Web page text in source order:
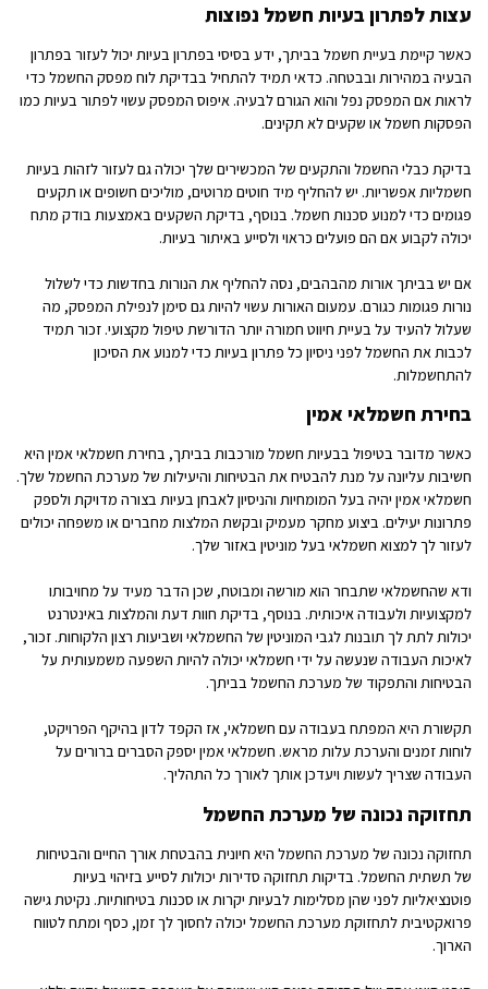
עצות לפתרון בעיות חשמל נפוצות
כאשר קיימת בעיית חשמל בביתך, ידע בסיסי בפתרון בעיות יכול לעזור בפתרון
הבעיה במהירות ובבטחה. כדאי תמיד להתחיל בבדיקת לוח מפסק החשמל כדי
לראות אם המפסק נפל והוא הגורם לבעיה. איפוס המפסק עשוי לפתור בעיות כמו
הפסקות חשמל או שקעים לא תקינים.
בדיקת כבלי החשמל והתקעים של המכשירים שלך יכולה גם לעזור לזהות בעיות
חשמליות אפשריות. יש להחליף מיד חוטים מרוטים, מוליכים חשופים או תקעים
פגומים כדי למנוע סכנות חשמל. בנוסף, בדיקת השקעים באמצעות בודק מתח
יכולה לקבוע אם הם פועלים כראוי ולסייע באיתור בעיות.
אם יש בביתך אורות מהבהבים, נסה להחליף את הנורות בחדשות כדי לשלול
נורות פגומות כגורם. עמעום האורות עשוי להיות גם סימן לנפילת המפסק, מה
שעלול להעיד על בעיית חיווט חמורה יותר הדורשת טיפול מקצועי. זכור תמיד
לכבות את החשמל לפני ניסיון כל פתרון בעיות כדי למנוע את הסיכון
להתחשמלות.
בחירת חשמלאי אמין
כאשר מדובר בטיפול בבעיות חשמל מורכבות בביתך, בחירת חשמלאי אמין היא
חשיבות עליונה על מנת להבטיח את הבטיחות והיעילות של מערכת החשמל שלך.
חשמלאי אמין יהיה בעל המומחיות והניסיון לאבחן בעיות בצורה מדויקת ולספק
פתרונות יעילים. ביצוע מחקר מעמיק ובקשת המלצות מחברים או משפחה יכולים
לעזור לך למצוא חשמלאי בעל מוניטין באזור שלך.
ודא שהחשמלאי שתבחר הוא מורשה ומבוטח, שכן הדבר מעיד על מחויבותו
למקצועיות ולעבודה איכותית. בנוסף, בדיקת חוות דעת והמלצות באינטרנט
יכולות לתת לך תובנות לגבי המוניטין של החשמלאי ושביעות רצון הלקוחות. זכור,
לאיכות העבודה שנעשה על ידי חשמלאי יכולה להיות השפעה משמעותית על
הבטיחות והתפקוד של מערכת החשמל בביתך.
תקשורת היא המפתח בעבודה עם חשמלאי, אז הקפד לדון בהיקף הפרויקט,
לוחות זמנים והערכת עלות מראש. חשמלאי אמין יספק הסברים ברורים על
העבודה שצריך לעשות ויעדכן אותך לאורך כל התהליך.
תחזוקה נכונה של מערכת החשמל
תחזוקה נכונה של מערכת החשמל היא חיונית בהבטחת אורך החיים והבטיחות
של תשתית החשמל. בדיקות תחזוקה סדירות יכולות לסייע בזיהוי בעיות
פוטנציאליות לפני שהן מסלימות לבעיות יקרות או סכנות בטיחותיות. נקיטת גישה
פרואקטיבית לתחזוקת מערכת החשמל יכולה לחסוך לך זמן, כסף ומתח לטווח
הארוך.